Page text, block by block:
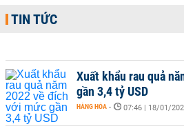
TIN TỨC
Xuất khẩu rau quả
gần 3,4 tỷ USD
HÀNG HÓA - 07:46 | 18/01/